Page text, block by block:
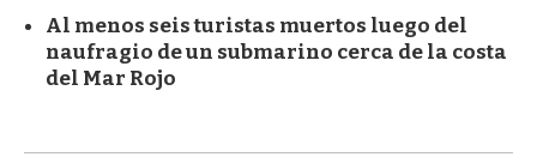
Al menos seis turistas muertos luego del
naufragio de un submarino cerca de la costa
del Mar Rojo